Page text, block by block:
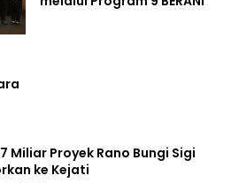
Miliar Proyek Rano Bungi Sigi
ke Kejati